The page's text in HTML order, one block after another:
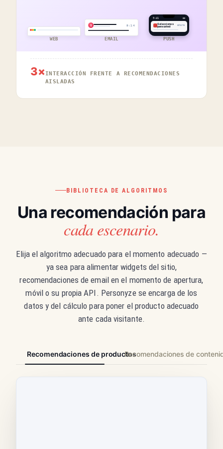
WEB
S 9:14
EMAIL
9:41
Selecciones
para usted
ahora
PUSH
3×INTERACCIÓN FRENTE A RECOMENDACIONES
AISLADAS
BIBLIOTECA DE ALGORITMOS
Una recomendación para
cada escenario.
Elija el algoritmo adecuado para el momento adecuado —
ya sea para alimentar widgets del sitio,
recomendaciones de email en el momento de apertura,
móvil o su propia API. Personyze se encarga de los
datos y del cálculo para poner el producto adecuado
ante cada visitante.
Recomendaciones de productosRecomendaciones de